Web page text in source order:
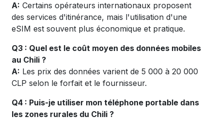
A: Certains opérateurs internationaux proposent
des services d'itinérance, mais l'utilisation d'une
eSIM est souvent plus économique et pratique.
Q3 : Quel est le coût moyen des données mobiles
au Chili ?
A: Les prix des données varient de 5 000 à 20 000
CLP selon le forfait et le fournisseur.
Q4 : Puis-je utiliser mon téléphone portable dans
les zones rurales du Chili ?